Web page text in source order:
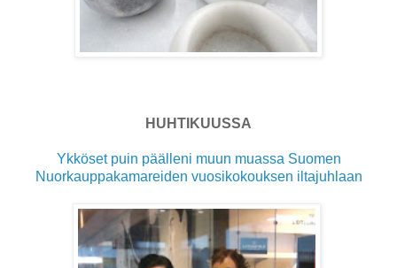
HUHTIKUUSSA
Ykköset puin päälleni muun muassa Suomen
Nuorkauppakamareiden vuosikokouksen iltajuhlaan